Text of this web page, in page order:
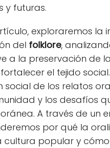
y futuras.
exploraremos
del folklore,
a la preservación de
el tejido
social de los relatos
y los desafíos
A través de un
por qué la
cultura popular y